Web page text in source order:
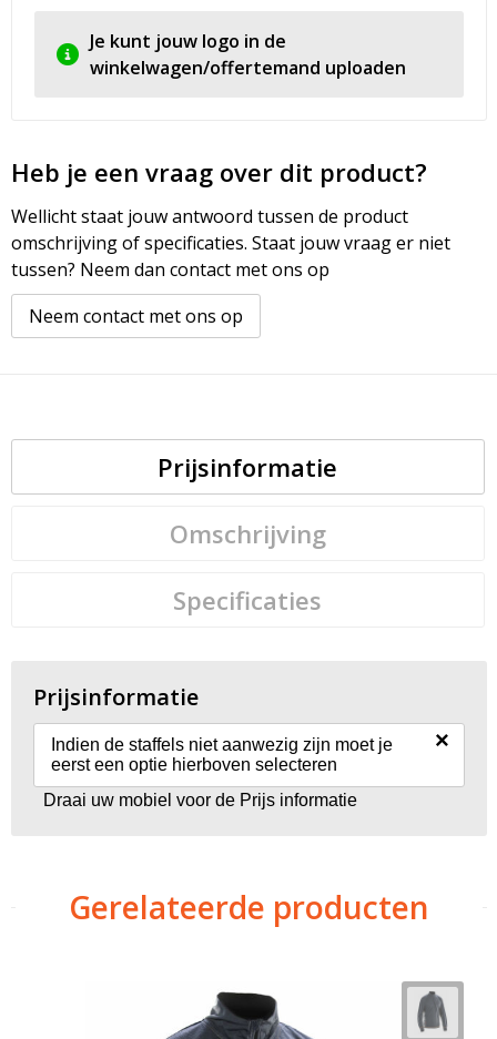
Je kunt jouw logo in de
winkelwagen/offertemand uploaden
Heb je een vraag over dit product?
Wellicht staat jouw antwoord tussen de product
omschrijving of specificaties. Staat jouw vraag er niet
tussen? Neem dan contact met ons op
Neem contact met ons op
Prijsinformatie
Omschrijving
Specificaties
Prijsinformatie
Indien de staffels niet aanwezig zijn moet je
eerst een optie hierboven selecteren
×
Draai uw mobiel voor de Prijs informatie
Gerelateerde producten